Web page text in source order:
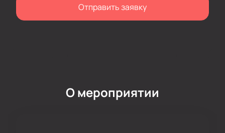
Отправить заявку
О мероприятии